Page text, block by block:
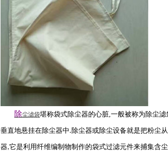
除尘滤袋堪称袋式除尘器的心脏,一般被称为除尘
垂直地悬挂在除尘器中. 除尘器或除尘设备就是把粉尘
器,它是利用纤维编制物制作的袋式过滤元件来捕集含